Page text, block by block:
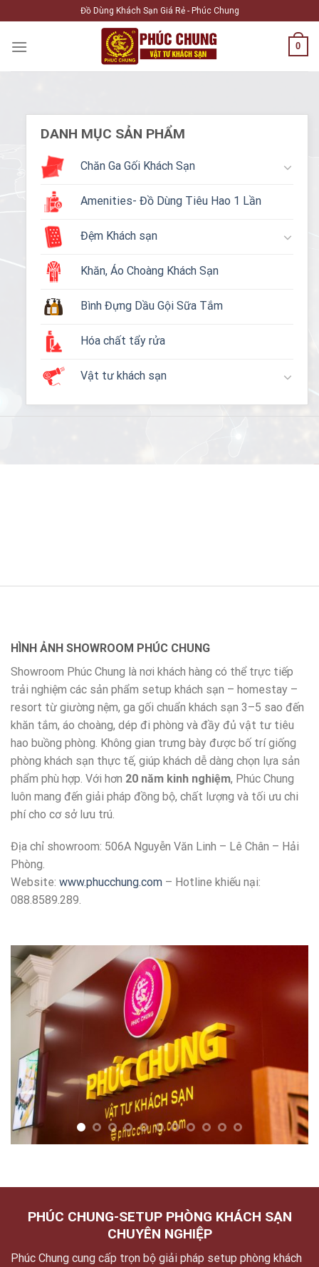
to
content
Đồ Dùng Khách Sạn Giá Rẻ - Phúc Chung
0
DANH MỤC SẢN PHẨM
Chăn Ga Gối Khách Sạn
Amenities- Đồ Dùng Tiêu Hao 1 Lần
Đệm Khách sạn
Khăn, Áo Choàng Khách Sạn
Bình Đựng Dầu Gội Sữa Tắm
Hóa chất tẩy rửa
Vật tư khách sạn
HÌNH ẢNH SHOWROOM PHÚC CHUNG
Showroom Phúc Chung là nơi khách hàng có thể trực tiếp
trải nghiệm các sản phẩm setup khách sạn – homestay –
resort từ giường nệm, ga gối chuẩn khách sạn 3–5 sao đến
khăn tắm, áo choàng, dép đi phòng và đầy đủ vật tư tiêu
hao buồng phòng. Không gian trưng bày được bố trí giống
phòng khách sạn thực tế, giúp khách dễ dàng chọn lựa sản
phẩm phù hợp. Với hơn 20 năm kinh nghiệm, Phúc Chung
luôn mang đến giải pháp đồng bộ, chất lượng và tối ưu chi
phí cho cơ sở lưu trú.
Địa chỉ showroom: 506A Nguyễn Văn Linh – Lê Chân – Hải
Phòng.
Website: www.phucchung.com – Hotline khiếu nại:
088.8589.289.
PHÚC CHUNG-SETUP PHÒNG KHÁCH SẠN
CHUYÊN NGHIỆP
Phúc Chung cung cấp trọn bộ giải pháp setup phòng khách